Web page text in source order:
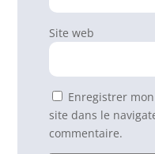
Site web
Enregistrer
site dans le
commentaire.